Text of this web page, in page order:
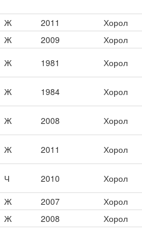
Ж 2011
Хорол
Ж 2009
Хорол
Ж 1981 Хорол
Ж 1984 Хорол
Ж 2008 Хорол
Ж 2011 Хорол
Ч 2010
Хорол
Ж 2007
Хорол
Ж 2008
Хорол